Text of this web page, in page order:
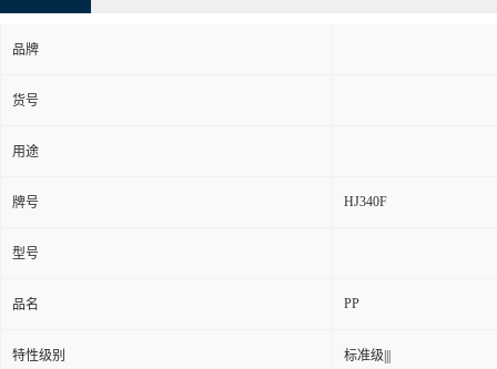
品牌
货号
用途
牌号 HJ340F
型号
品名 PP
特性级别 标准级|||